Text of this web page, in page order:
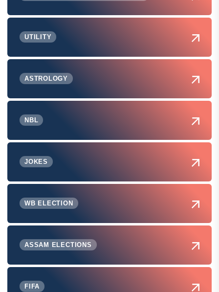
UTILITY
ASTROLOGY
NBL
JOKES
WB ELECTION
ASSAM ELECTIONS
FIFA